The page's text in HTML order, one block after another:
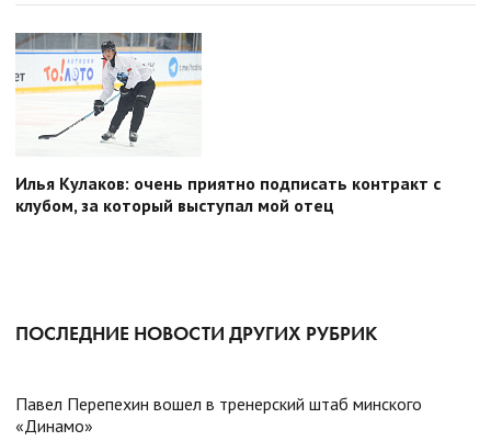
Илья Кулаков: очень приятно подписать контракт с
клубом, за который выступал мой отец
ПОСЛЕДНИЕ НОВОСТИ ДРУГИХ РУБРИК
Павел Перепехин вошел в тренерский штаб минского
«Динамо»